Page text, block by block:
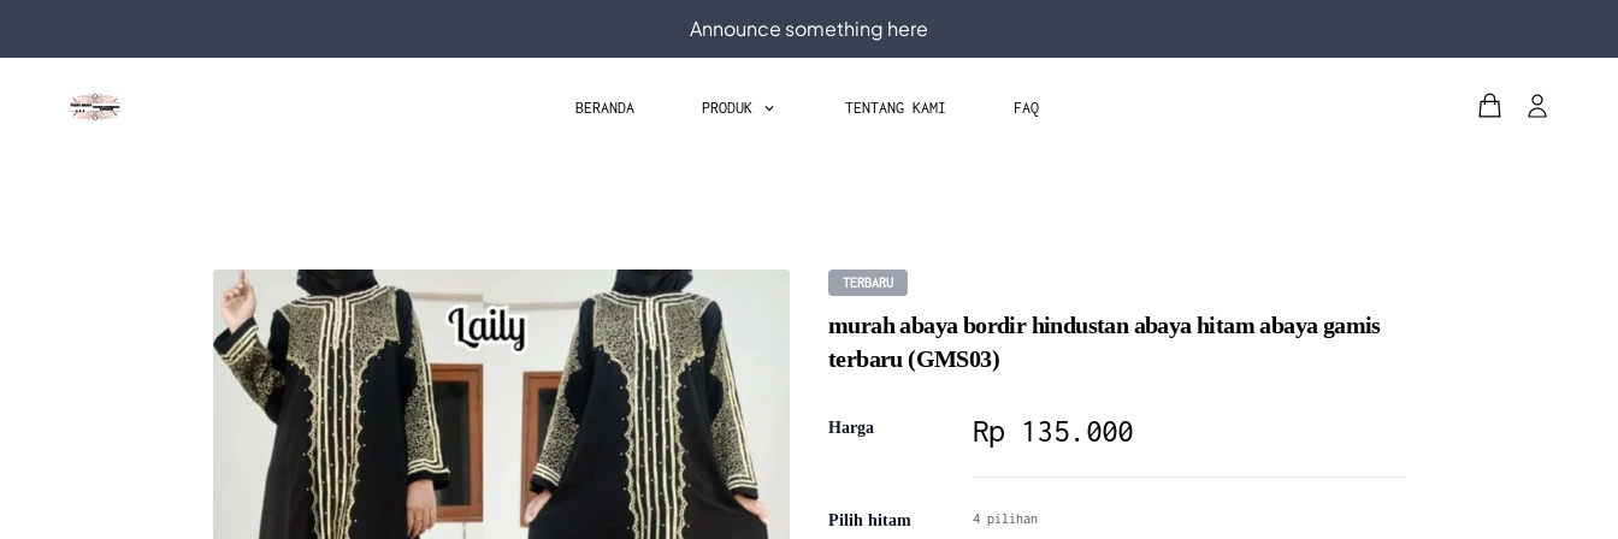
Announce something here
BERANDA PRODUK keyboard_arrow_down TENTANG KAMI FAQ
TERBARU
murah abaya bordir hindustan abaya hitam abaya gamis
terbaru (GMS03)
Harga Rp 135.000
Pilih hitam 4 pilihan